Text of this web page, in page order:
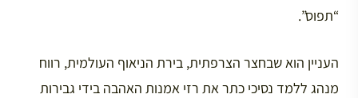
“תפוס”.
העניין הוא שבחצר הצרפתית, בירת הניאוף העולמית, רווח
מנהג ללמד נסיכי כתר את רזי אמנות האהבה בידי גבירות